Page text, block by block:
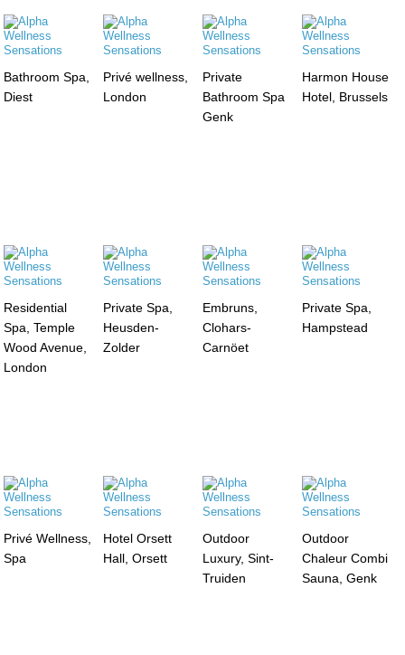
Bathroom Spa,
Diest
Privé wellness,
London
Private
Bathroom Spa
Genk
Harmon House
Hotel, Brussels
Residential
Spa, Temple
Wood Avenue,
London
Private Spa,
Heusden-
Zolder
Embruns,
Clohars-
Carnöet
Private Spa,
Hampstead
Privé Wellness,
Spa
Hotel Orsett
Hall, Orsett
Outdoor
Luxury, Sint-
Truiden
Outdoor
Chaleur Combi
Sauna, Genk